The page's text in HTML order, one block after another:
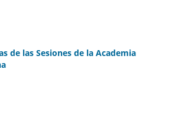
de las Sesiones de la Academia